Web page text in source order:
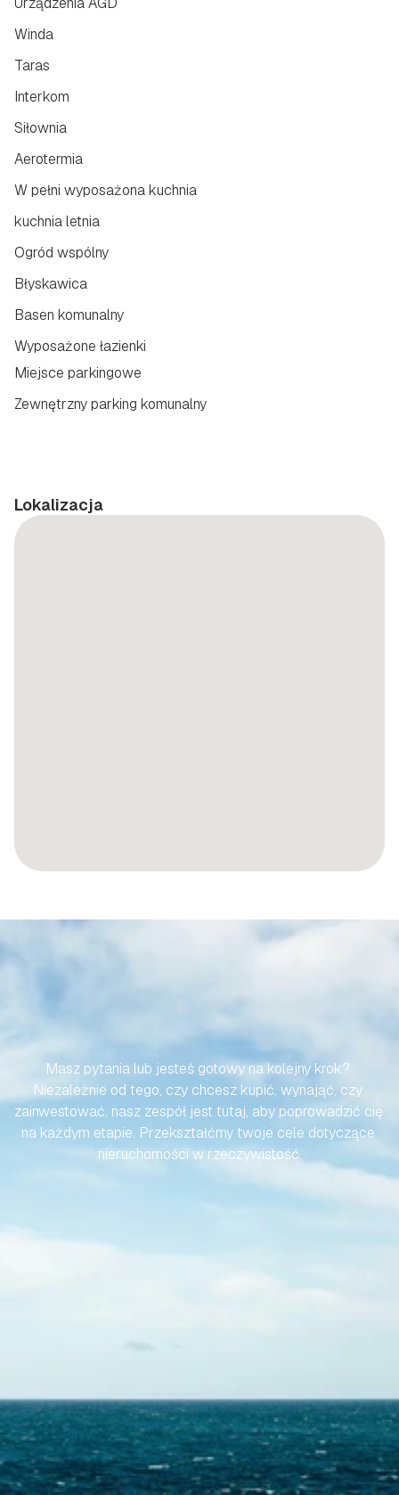
Zewnętrzny parking komunalny
Winda
Taras
Interkom
Siłownia
Aerotermia
W pełni wyposażona kuchnia
kuchnia letnia
Ogród wspólny
Błyskawica
Basen komunalny
Wyposażone łazienki
Miejsce parkingowe
Lokalizacja
BEZWYSIŁKOWA
Masz pytania lub jesteś gotowy na kolejny krok?
Niezależnie od tego, czy chcesz kupić, wynająć, czy
zainwestować, nasz zespół jest tutaj, aby poprowadzić cię
na każdym etapie. Przekształćmy twoje cele dotyczące
nieruchomości w rzeczywistość.
Skontaktuj się z nami